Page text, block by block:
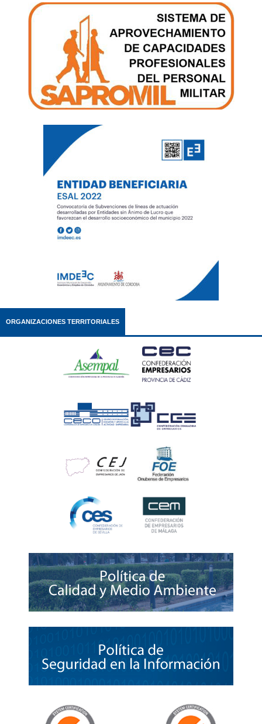
ORGANIZACIONES TERRITORIALES